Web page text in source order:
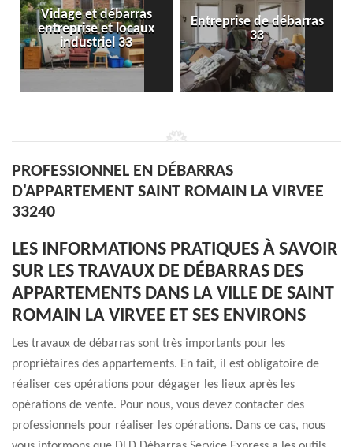
Entreprise de débarras
33
Débarras
d'appartement 33
PROFESSIONNEL EN DÉBARRAS
D'APPARTEMENT SAINT ROMAIN LA VIRVEE
33240
LES INFORMATIONS PRATIQUES À SAVOIR
SUR LES TRAVAUX DE DÉBARRAS DES
APPARTEMENTS DANS LA VILLE DE SAINT
ROMAIN LA VIRVEE ET SES ENVIRONS
Les travaux de débarras sont très importants pour les
propriétaires des appartements. En fait, il est obligatoire de
réaliser ces opérations pour dégager les lieux après les
opérations de vente. Pour nous, vous devez contacter des
professionnels pour réaliser les opérations. Dans ce cas, nous